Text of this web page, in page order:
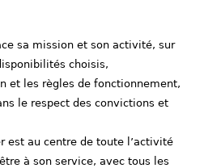
sa mission et son activité, sur
choisis,
et les règles de fonctionnement,
le respect des convictions et
est au centre de toute l’activité
à son service, avec tous les